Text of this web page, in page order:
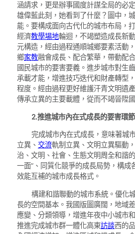
涵請求，更是辦事國度計謀全局的必
雄偉藍此刻，她看到了什麼？圖中，
能。要構成面向古代化的城市布局，
經濟教學場地輪迴，不竭塑造成長新
元構造，經由過程通順城鄉要素活動
鄉家教融會成長、配合繁華，帶動配
國民城市的要害要義。進步城市對生
承載才能，增進技巧迭代和財產轉型
程度。經由過程更好維護汗青文明遺
傳承立異的主要載體，從而不竭晉陞
2.推進城市內在式成長的要害環節
完成城市內在式成長，意味著城
立異、 交流軌制立異、文明立異驅動
治、文明、社會、生態文明周全和諧
一面”、同質化競爭的成長局勢，構成
效能互補的城市成長格式。
構建和諧聯動的城市系統。優化
長的空間基本。我國版圖廣闊，地域
應變、分類領導，增進年夜中小城市
推進完成城市群一體化高東訪談西的